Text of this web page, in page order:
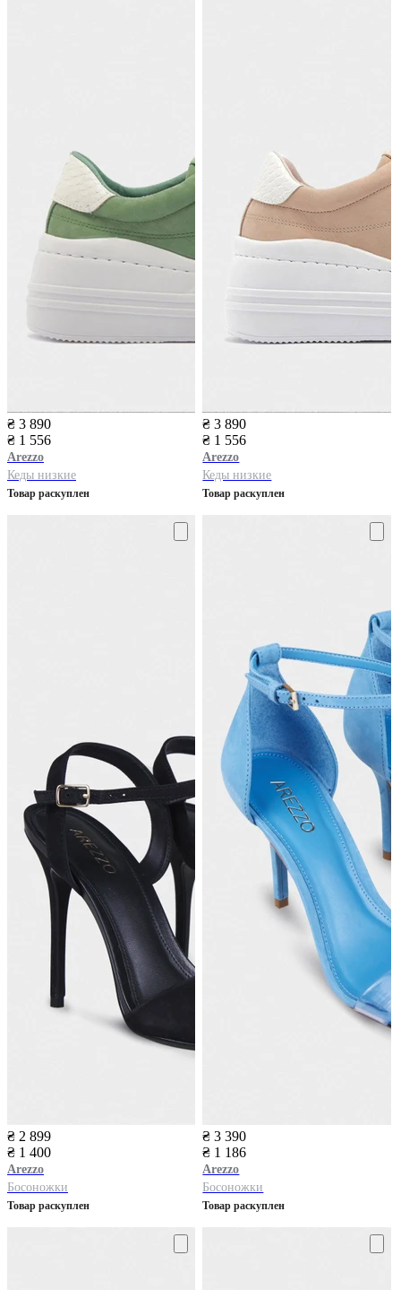
₴ 3 890
₴ 1 556
Arezzo
Кеды низкие
Товар раскуплен
₴ 3 890
₴ 1 556
Arezzo
Кеды низкие
Товар раскуплен
₴ 2 899
₴ 1 400
Arezzo
Босоножки
Товар раскуплен
₴ 3 390
₴ 1 186
Arezzo
Босоножки
Товар раскуплен